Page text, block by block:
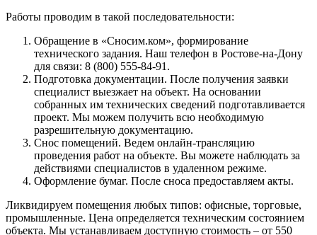
Работы проводим в такой последовательности:
Обращение в «Сносим.ком», формирование
технического задания. Наш телефон в Ростове-на-Дону
для связи: 8 (800) 555-84-91.
Подготовка документации. После получения заявки
специалист выезжает на объект. На основании
собранных им технических сведений подготавливается
проект. Мы можем получить всю необходимую
разрешительную документацию.
Снос помещений. Ведем онлайн-трансляцию
проведения работ на объекте. Вы можете наблюдать за
действиями специалистов в удаленном режиме.
Оформление бумаг. После сноса предоставляем акты.
Ликвидируем помещения любых типов: офисные, торговые,
промышленные. Цена определяется техническим состоянием
объекта. Мы устанавливаем доступную стоимость – от 550